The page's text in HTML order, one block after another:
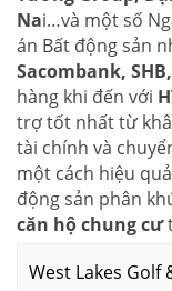
Nai…và một số
án Bất động sản
Sacombank,
hàng khi đến với
trợ tốt nhất từ
tài chính và
một cách hiệu
động sản phân
căn hộ chung cư
West Lakes Golf